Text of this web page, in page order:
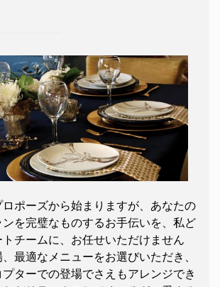
ポーズから始まりますが、あなたの
を完璧なものするお手伝いを、私ど
チームに、お任せいただけません
最適なメニューをお選びいただき、
ターでの登場でさえもアレンジでき